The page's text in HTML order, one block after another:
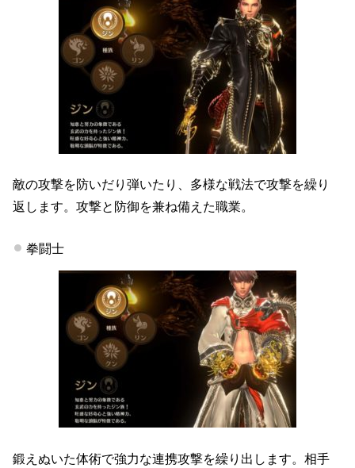
敵の攻撃を防いだり弾いたり、多様な戦法で攻撃を繰り
返します。攻撃と防御を兼ね備えた職業。
拳闘士
鍛えぬいた体術で強力な連携攻撃を繰り出します。相手